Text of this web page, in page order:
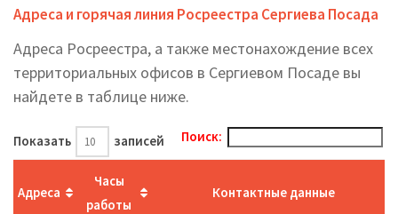
Адреса и горячая линия Росреестра Сергиева Посада
Адреса Росреестра, а также местонахождение всех
территориальных офисов в Сергиевом Посаде вы
найдете в таблице ниже.
Показать записей Поиск:
Адреса
Часы
работы
Контактные данные